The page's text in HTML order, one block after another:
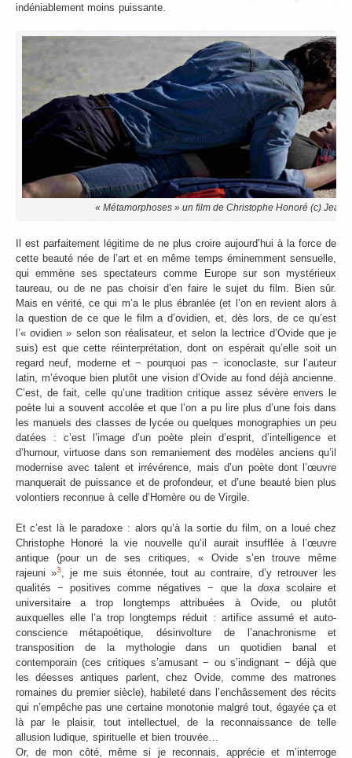
indéniablement moins puissante.
« Métamorphoses » un film de Christophe Honoré (c) Jean-
Il est parfaitement légitime de ne plus croire aujourd’hui à la force de
cette beauté née de l’art et en même temps éminemment sensuelle,
qui emmène ses spectateurs comme Europe sur son mystérieux
taureau, ou de ne pas choisir d’en faire le sujet du film. Bien sûr.
Mais en vérité, ce qui m’a le plus ébranlée (et l’on en revient alors à
la question de ce que le film a d’ovidien, et, dès lors, de ce qu’est
l’« ovidien » selon son réalisateur, et selon la lectrice d’Ovide que je
suis) est que cette réinterprétation, dont on espérait qu’elle soit un
regard neuf, moderne et − pourquoi pas − iconoclaste, sur l’auteur
latin, m’évoque bien plutôt une vision d’Ovide au fond déjà ancienne.
C’est, de fait, celle qu’une tradition critique assez sévère envers le
poète lui a souvent accolée et que l’on a pu lire plus d’une fois dans
les manuels des classes de lycée ou quelques monographies un peu
datées : c’est l’image d’un poète plein d’esprit, d’intelligence et
d’humour, virtuose dans son remaniement des modèles anciens qu’il
modernise avec talent et irrévérence, mais d’un poète dont l’œuvre
manquerait de puissance et de profondeur, et d’une beauté bien plus
volontiers reconnue à celle d’Homère ou de Virgile.
Et c’est là le paradoxe : alors qu’à la sortie du film, on a loué chez
Christophe Honoré la vie nouvelle qu’il aurait insufflée à l’œuvre
antique (pour un de ses critiques, « Ovide s’en trouve même
rajeuni »3, je me suis étonnée, tout au contraire, d’y retrouver les
qualités − positives comme négatives − que la doxascolaire et
universitaire a trop longtemps attribuées à Ovide, ou plutôt
auxquelles elle l’a trop longtemps réduit : artifice assumé et auto-
conscience métapoétique, désinvolture de l’anachronisme et
transposition de la mythologie dans un quotidien banal et
contemporain (ces critiques s’amusant − ou s’indignant − déjà que
les déesses antiques parlent, chez Ovide, comme des matrones
romaines du premier siècle), habileté dans l’enchâssement des récits
qui n’empêche pas une certaine monotonie malgré tout, égayée ça et
là par le plaisir, tout intellectuel, de la reconnaissance de telle
allusion ludique, spirituelle et bien trouvée…
Or, de mon côté, même si je reconnais, apprécie et m’interroge